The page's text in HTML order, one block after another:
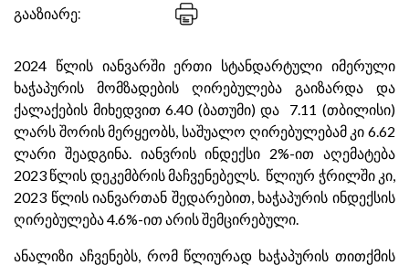
გააზიარე:
2024 წლის იანვარში ერთი სტანდარტული იმერული
ხაჭაპურის მომზადების ღირებულება გაიზარდა და
ქალაქების მიხედვით 6.40 (ბათუმი) და 7.11 (თბილისი)
ლარს შორის მერყეობს, საშუალო ღირებულებამ კი 6.62
ლარი შეადგინა. იანვრის ინდექსი 2%-ით აღემატება
2023 წლის დეკემბრის მაჩვენებელს. წლიურ ჭრილში კი,
2023 წლის იანვართან შედარებით, ხაჭაპურის ინდექსის
ღირებულება 4.6%-ით არის შემცირებული.
ანალიზი აჩვენებს, რომ წლიურად ხაჭაპურის თითქმის